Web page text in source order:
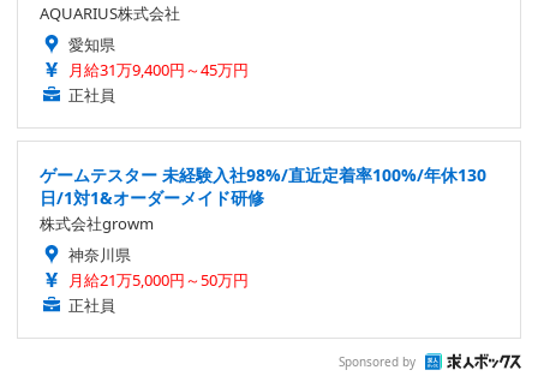
AQUARIUS株式会社
愛知県
月給31万9,400円～45万円
正社員
ゲームテスター 未経験入社98%/直近定着率100%/年休130
日/1対1&オーダーメイド研修
株式会社growm
神奈川県
月給21万5,000円～50万円
正社員
Sponsored by